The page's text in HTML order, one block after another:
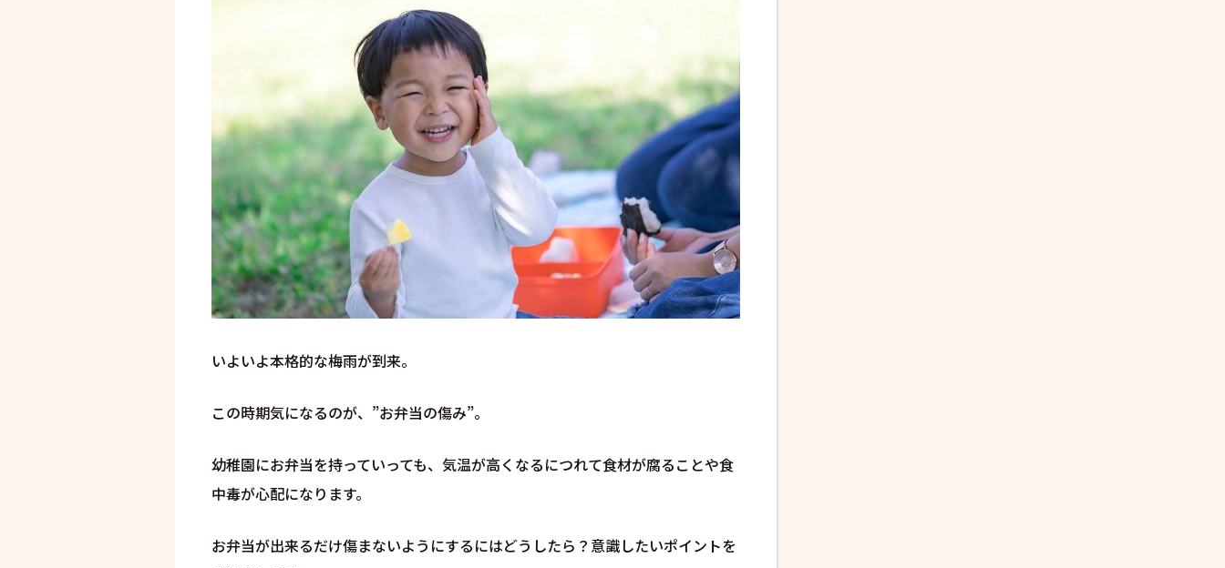
いよいよ本格的な梅雨が到来。
この時期気になるのが、”お弁当の傷み”。
幼稚園にお弁当を持っていっても、気温が高くなるにつれて食材が腐ることや食
中毒が心配になります。
お弁当が出来るだけ傷まないようにするにはどうしたら？意識したいポイントを